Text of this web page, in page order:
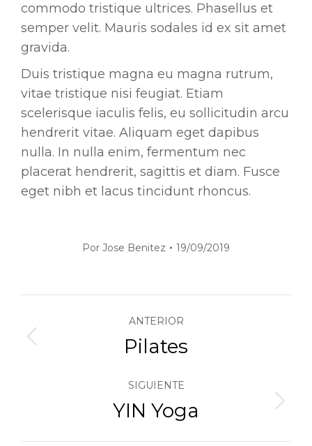
commodo tristique ultrices. Phasellus et
semper velit. Mauris sodales id ex sit amet
gravida.
Duis tristique magna eu magna rutrum,
vitae tristique nisi feugiat. Etiam
scelerisque iaculis felis, eu sollicitudin arcu
hendrerit vitae. Aliquam eget dapibus
nulla. In nulla enim, fermentum nec
placerat hendrerit, sagittis et diam. Fusce
eget nibh et lacus tincidunt rhoncus.
Por Jose Benitez 19/09/2019
Navegación
entre
álbumes
ANTERIOR
Álbum
Pilates
SIGUIENTE
Álbum
YIN Yoga